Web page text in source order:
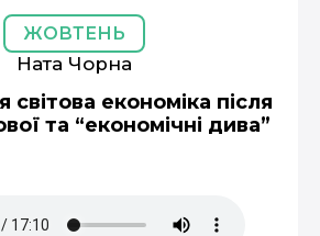
ЖОВТЕНЬ
Ната Чорна
світова економіка після
та “економічні дива”